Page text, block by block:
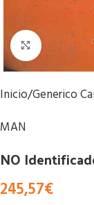
Click to
Inicio Generico
MAN
NO
245,57€